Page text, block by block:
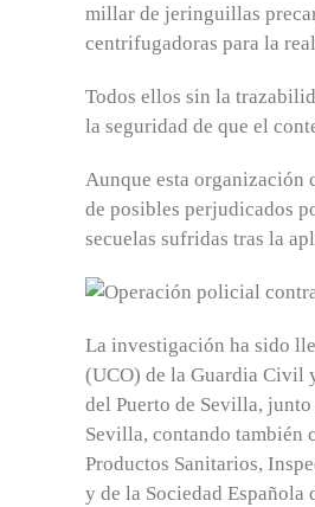
millar de jeringuillas
centrifugadoras para la
Todos ellos sin la
la seguridad de que el
Aunque esta organización
de posibles perjudicados
secuelas sufridas tras la
La investigación ha sido
(UCO) de la Guardia Civil
del Puerto de Sevilla,
Sevilla, contando también
Productos Sanitarios,
y de la Sociedad Española